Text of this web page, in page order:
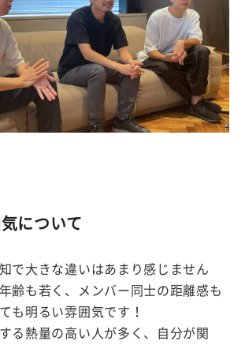
について
で大きな違いはあまり感じません
齢も若く、メンバー同士の距離感も
も明るい雰囲気です！
る熱量の高い人が多く、自分が関